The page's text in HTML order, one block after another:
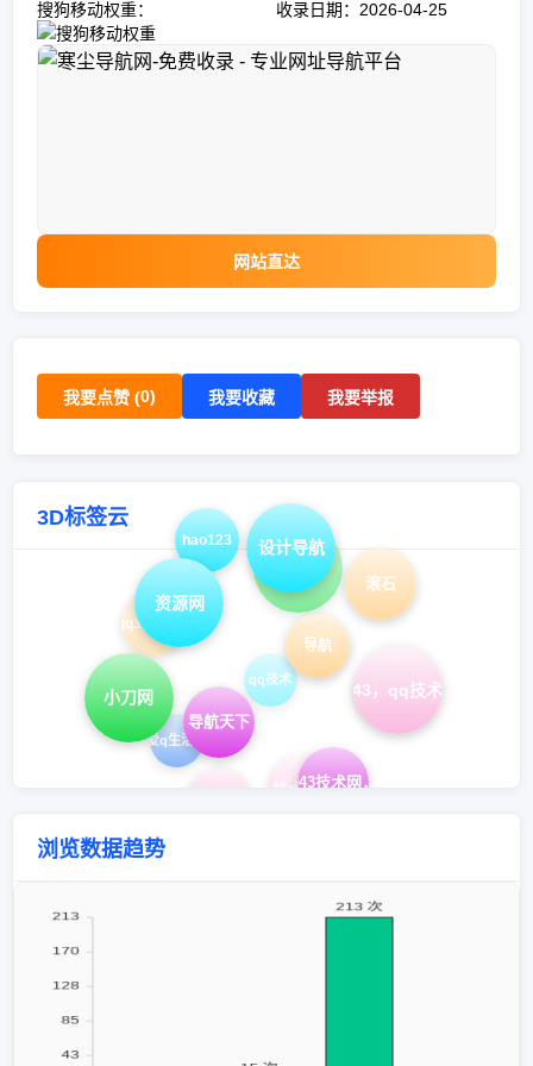
搜狗移动权重： 收录日期：2026-04-25
网站直达
我要点赞 (0) 我要收藏 我要举报
3D标签云
hao43，H43技术网，在线工具
hao43，qq技术导航
导航
导航天下
技术导航
网址大全
滚石
设计导航
资源网
小刀网
爱q生活网
qq技术
hao123
qq业务乐园
浏览数据趋势